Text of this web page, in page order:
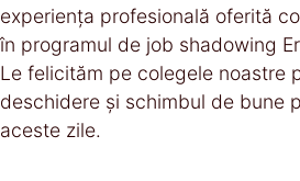
experiența profesională oferită
în programul de job shadowing
Le felicităm pe colegele noastre
deschidere și schimbul de bune
aceste zile.